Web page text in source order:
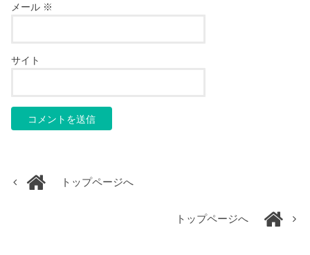
メール ※
サイト
トップページへ
トップページへ